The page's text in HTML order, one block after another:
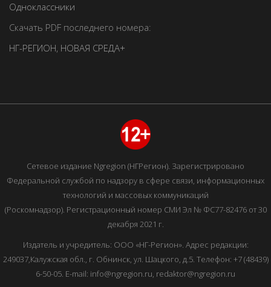
Одноклассники
Скачать PDF последнего номера:
НГ-РЕГИОН, НОВАЯ СРЕДА+
Сетевое издание Ngregion (НГРегион). Зарегистрировано
Федеральной службой по надзору в сфере связи, информационных
технологий и массовых коммуникаций
(Роскомнадзор). Регистрационный номер СМИ Эл № ФС77-82476 от 30
декабря 2021 г.
Издатель и учредитель: ООО «НГ-Регион». Адрес редакции:
249037,Калужская обл., г. Обнинск, ул. Шацкого, д.5. Телефон: +7 (48439)
6-50-05. E-mail: info@ngregion.ru, redaktor@ngregion.ru